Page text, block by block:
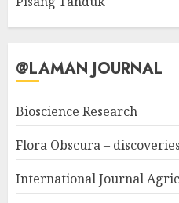
@LAMAN JOURNAL
Bioscience Research
Flora Obscura –
International Journal